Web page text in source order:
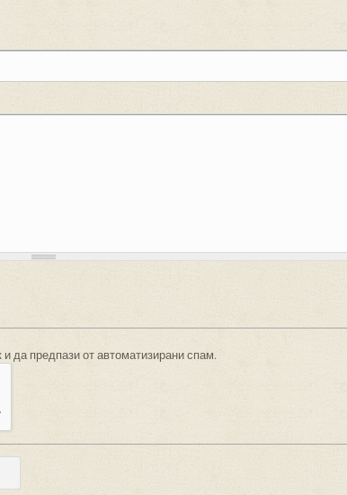
да предпази от автоматизирани спам.